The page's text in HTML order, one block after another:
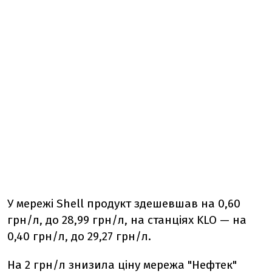
У мережі Shell продукт здешевшав на 0,60
грн/л, до 28,99 грн/л, на станціях KLO — на
0,40 грн/л, до 29,27 грн/л.
На 2 грн/л знизила ціну мережа "Нефтек"